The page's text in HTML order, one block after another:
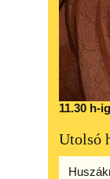
11.30 h-
Utolsó